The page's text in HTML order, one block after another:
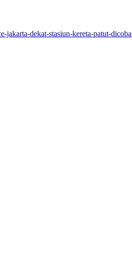
jakarta-dekat-stasiun-kereta-patut-dicoba